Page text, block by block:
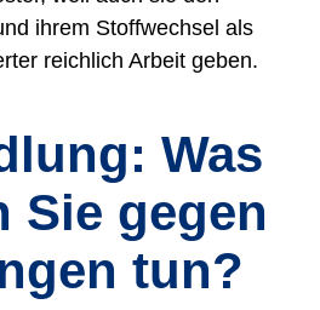
ihrem Stoffwechsel als
reichlich Arbeit geben.
Was
Sie gegen
tun?